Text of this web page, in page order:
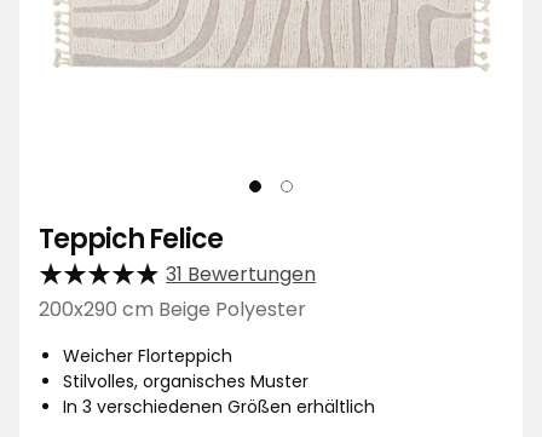
Teppich Felice
31 Bewertungen
200x290 cm Beige Polyester
Weicher Florteppich
Stilvolles, organisches Muster
In 3 verschiedenen Größen erhältlich